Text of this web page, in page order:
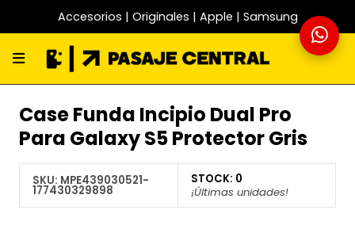
Accesorios | Originales | Apple | Samsung
Case Funda Incipio Dual Pro
Para Galaxy S5 Protector Gris
SKU: MPE439030521-
177430329898
STOCK: 0
¡Últimas unidades!